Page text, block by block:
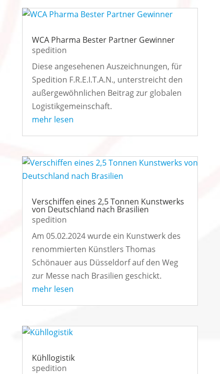
WCA Pharma Bester Partner Gewinner
spedition
Diese angesehenen Auszeichnungen, für
Spedition F.R.E.I.T.A.N., unterstreicht den
außergewöhnlichen Beitrag zur globalen
Logistikgemeinschaft.
mehr lesen
Verschiffen eines 2,5 Tonnen Kunstwerks
von Deutschland nach Brasilien
spedition
Am 05.02.2024 wurde ein Kunstwerk des
renommierten Künstlers Thomas
Schönauer aus Düsseldorf auf den Weg
zur Messe nach Brasilien geschickt.
mehr lesen
Kühllogistik
spedition